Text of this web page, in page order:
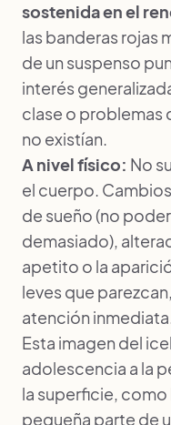
sostenida en el
las banderas rojas
de un suspenso
interés
clase o problemas
no existían.
A nivel físico: No
el cuerpo.
de sueño (no
demasiado),
apetito o la
leves que
atención
Esta imagen del
adolescencia a la
la superficie, como
pequeña parte de